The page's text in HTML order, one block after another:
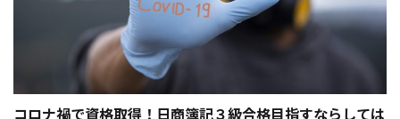
コロナ禍で資格取得！日商簿記３級合格目指すならしては